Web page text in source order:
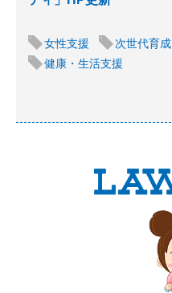
女性支援 次世代育成
健康・生活支援